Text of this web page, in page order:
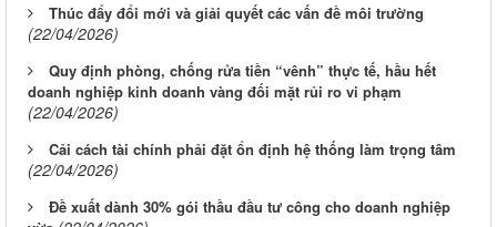
Thúc đẩy đổi mới và giải quyết các vấn đề môi trường
(22/04/2026)
Quy định phòng, chống rửa tiền “vênh” thực tế, hầu hết
doanh nghiệp kinh doanh vàng đối mặt rủi ro vi phạm
(22/04/2026)
Cải cách tài chính phải đặt ổn định hệ thống làm trọng tâm
(22/04/2026)
Đề xuất dành 30% gói thầu đầu tư công cho doanh nghiệp